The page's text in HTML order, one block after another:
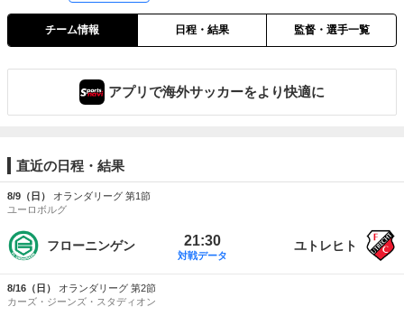
チーム情報 日程・結果 監督・選手一覧
アプリで海外サッカーをより快適に
直近の日程・結果
8/9（日）
オランダリーグ 第1節
ユーロボルグ
フローニンゲン 21:30
対戦データ
ユトレヒト
8/16（日）
オランダリーグ 第2節
カーズ・ジーンズ・スタディオン